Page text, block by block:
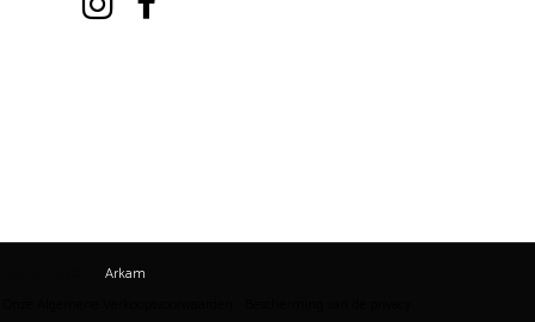
Realize by ©2017Arkam